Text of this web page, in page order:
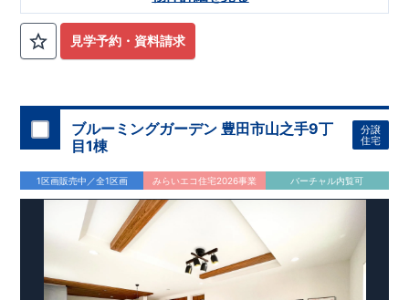
公園も身近にあり、快適な新生活が始められます♪
​◇アクセス◇
◇ロケーション◇
・相模原市立大野北小学校 徒歩22分
・コープときわ店 徒歩9分
・フードワン淵野辺店 徒歩20分
​・セブンイレブン町田常盤店 徒歩11分
◇ブルーミングガーデンのこだわり◇
【全棟自社一貫体制】
・誰が、何をしたか。が明確だからこそ、お客様の安心に繋が
ります。
・設計、施工、営業が互いに協力しあい、最良のプランを提供
いたします。
・不要な中間マージンを抑えることで、コストダウンに努めて
見学予約・資料請求
ブルーミングガーデン 豊田市山之手9丁
目1棟
分譲
住宅
1区画販売中／全1区画 みらいエコ住宅2026事業 バーチャル内覧可